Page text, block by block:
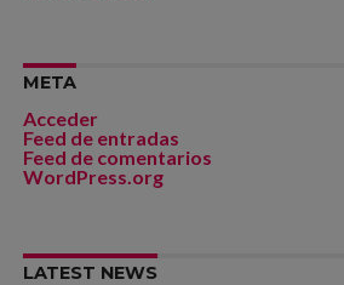
META
Acceder
Feed de entradas
Feed de comentarios
WordPress.org
LATEST NEWS